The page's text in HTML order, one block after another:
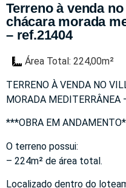
Terreno à venda
chácara morada
– ref.21404
Área Total: 224,00m²
TERRENO À VENDA NO
MORADA
***OBRA EM
O terreno possui:
– 224m² de área total.
Localizado dentro do